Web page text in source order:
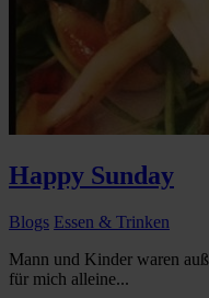
Happy Sunday
Blogs Essen & Trinken
Mann und Kinder waren
für mich alleine...